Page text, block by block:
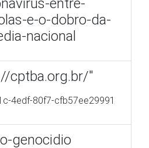
genocidio
produzem
de alimentos e
Manaus Alerta -
comunidades-